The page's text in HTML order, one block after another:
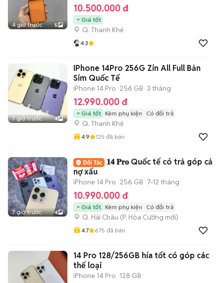
4 giờ trước 5
10.500.000 đ
Giá tốt
Q. Thanh Khê
4.3
7 giờ trước 4
IPhone 14Pro 256G Zin All Full Bản
Sim Quốc Tế
iPhone 14 Pro 256 GB 3 tháng
12.990.000 đ
Giá tốt Kèm phụ kiện Có đổi trả
Q. Thanh Khê
4.9 125 đã bán
7 giờ trước 4
𝟏𝟒 𝐏𝐫𝐨 Quốc tế có trả góp cả
nợ xấu
iPhone 14 Pro 256 GB 7-12 tháng
10.990.000 đ
Giá tốt Kèm phụ kiện Có đổi trả
Q. Hải Châu (P. Hòa Cường mới)
4.7 675 đã bán
14 Pro 128/256GB hía tốt có góp các
thế loại
iPhone 14 Pro 128 GB